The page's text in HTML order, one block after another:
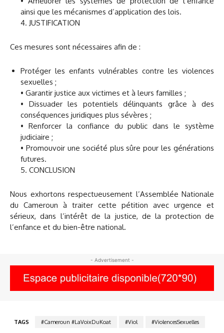
ainsi que les mécanismes d’application des lois.
4. JUSTIFICATION
Ces mesures sont nécessaires afin de :
Protéger les enfants vulnérables contre les violences
sexuelles ;
• Garantir justice aux victimes et à leurs familles ;
• Dissuader les potentiels délinquants grâce à des
conséquences juridiques plus sévères ;
• Renforcer la confiance du public dans le système
judiciaire ;
• Promouvoir une société plus sûre pour les générations
futures.
5. CONCLUSION
Nous exhortons respectueusement l’Assemblée Nationale
du Cameroun à traiter cette pétition avec urgence et
sérieux, dans l’intérêt de la justice, de la protection de
l’enfance et du bien-être national.
- Advertisement -
TAGS #Cameroun #LaVoixDuKoat #Viol #ViolencesSexuelles